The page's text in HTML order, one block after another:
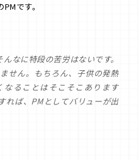
です。
なに特段の苦労はないです。
せん。もちろん、子供の発熱
なることはそこそこあります
れば、PMとしてバリューが出